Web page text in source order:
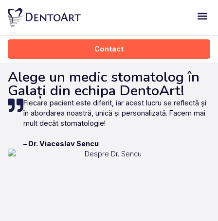
Contact
Alege un medic stomatolog în
Galați din echipa DentoArt!
Fiecare pacient este diferit, iar acest lucru se reflectă și
în abordarea noastră, unică și personalizată. Facem mai
mult decât stomatologie!
– Dr. Viaceslav Sencu